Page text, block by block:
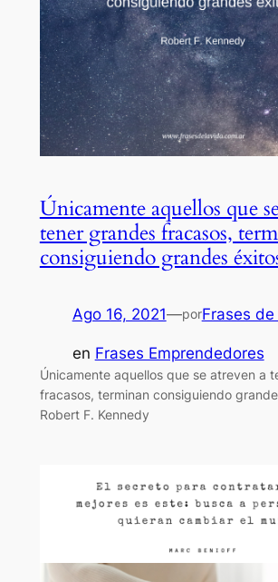
Únicamente aquellos que
tener grandes fracasos,
consiguiendo grandes
Ago 16, 2021—porFrases
en Frases Emprendedores
Únicamente aquellos que se atreven a
fracasos, terminan consiguiendo
Robert F. Kennedy